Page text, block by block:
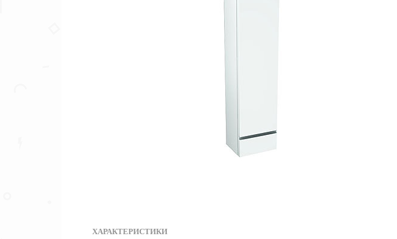
ХАРАКТЕРИСТИКИ